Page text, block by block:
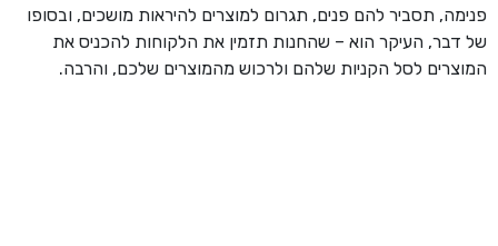
פנימה, תסביר להם פנים, תגרום למוצרים להיראות מושכים, ובסופו
של דבר, העיקר הוא – שהחנות תזמין את הלקוחות להכניס את
המוצרים לסל הקניות שלהם ולרכוש מהמוצרים שלכם, והרבה.